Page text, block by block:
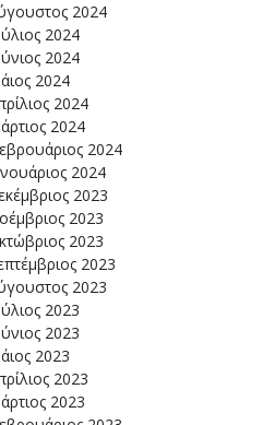
2024
2024
2024
2024
2024
2024
2024
2024
2023
2023
2023
2023
2023
2023
2023
2023
2023
2023